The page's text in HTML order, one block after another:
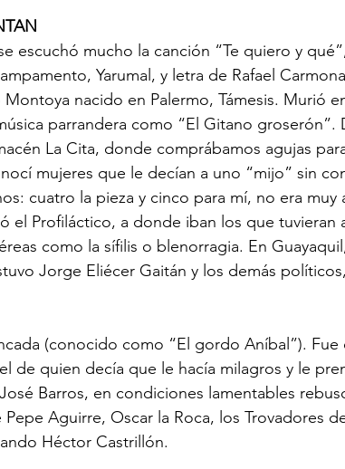
escuchó mucho la canción “Te quiero y
Yarumal, y letra de Rafael
nacido en Palermo, Támesis. Murió
parrandera como “El Gitano groserón”.
La Cita, donde comprábamos agujas
mujeres que le decían a uno “mijo” sin
cuatro la pieza y cinco para mí, no era muy
el Profiláctico, a donde iban los que tuvieran
como la sífilis o blenorragia. En
Jorge Eliécer Gaitán y los demás
de quien decía que le hacía milagros y le
Barros, en condiciones lamentables
Aguirre, Oscar la Roca, los Trovadores
Héctor Castrillón.